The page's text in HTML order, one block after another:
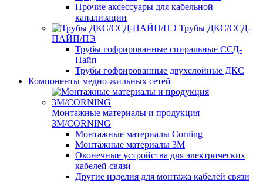
Прочие аксессуары для кабельной
канализации
Трубы ДКС/ССД-
ПАЙП/ПЭ
Трубы гофрированные спиральные ССД-
Пайп
Трубы гофрированные двухслойные ДКС
Компоненты медно-жильных сетей
Монтажные материалы и продукция
3M/CORNING
Монтажные материалы Corning
Монтажные материалы 3M
Оконечные устройства для электрических
кабелей связи
Другие изделия для монтажа кабелей связи